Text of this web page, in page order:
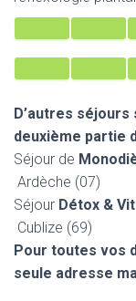
D’autres
deuxième partie
Séjour de
Ardèche (07)
Séjour Détox &
Cublize (69)
Pour toutes vos
seule adresse